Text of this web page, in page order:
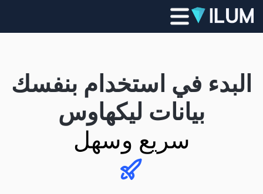
البدء في استخدام بنفسك
بيانات ليكهاوس
سريع وسهل